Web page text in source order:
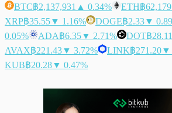
BTC฿2,137,931 ▲ 0.34% ETH฿
XRP฿35.55▼ 1.16% DOGE฿2.33▼
0.05%
ADA฿6.35▼ 2.71% DOT฿28.11
AVAX฿221.43▼ 3.72% LINK฿271.20▼
KUB฿20.28▼ 0.47%